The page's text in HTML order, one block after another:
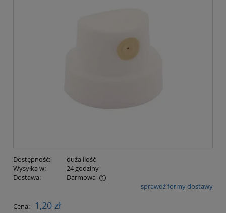
Dostępność:
duża ilość
Wysyłka w:
24 godziny
Dostawa:
Darmowa
Cena nie zawiera ewentualnych kosztów płatnościsprawdź formy dostawy
Cena: 1,20 zł